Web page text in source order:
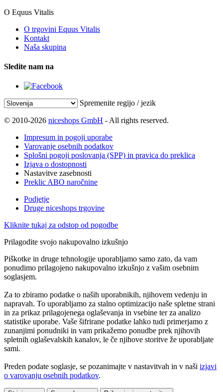
O Equus Vitalis
O trgovini Equus Vitalis
Kontakt
Naša skupina
Sledite nam na
Spremenite regijo / jezik
© 2010-2026 niceshops GmbH - All rights reserved.
Impresum in pogoji uporabe
Varovanje osebnih podatkov
Splošni pogoji poslovanja (SPP) in pravica do preklica
Izjava o dostopnosti
Nastavitve zasebnosti
Preklic ABO naročnine
Podjetje
Druge niceshops trgovine
Kliknite tukaj za odstop od pogodbe
Prilagodite svojo nakupovalno izkušnjo
Piškotke in druge tehnologije uporabljamo samo zato, da vam
ponudimo prilagojeno nakupovalno izkušnjo z vašim osebnim
soglasjem.
Za to zbiramo podatke o naših uporabnikih, njihovem vedenju in
napravah. To uporabljamo za stalno optimizacijo naše spletne strani
in za prikaz prilagojenega oglaševanja in vsebine ter za analizo
statistike uporabe. Vaše šifrirane podatke lahko tudi primerjamo z
zunanjimi ponudniki in vam prikažemo ponudbe prek njihovih
spletnih oglaševalskih kanalov, le če njihove storitve že uporabljate
sami.
Preden podate soglasje, se pozanimajte v nastavitvah in v naši izjavi
o varovanju osebnih podatkov.